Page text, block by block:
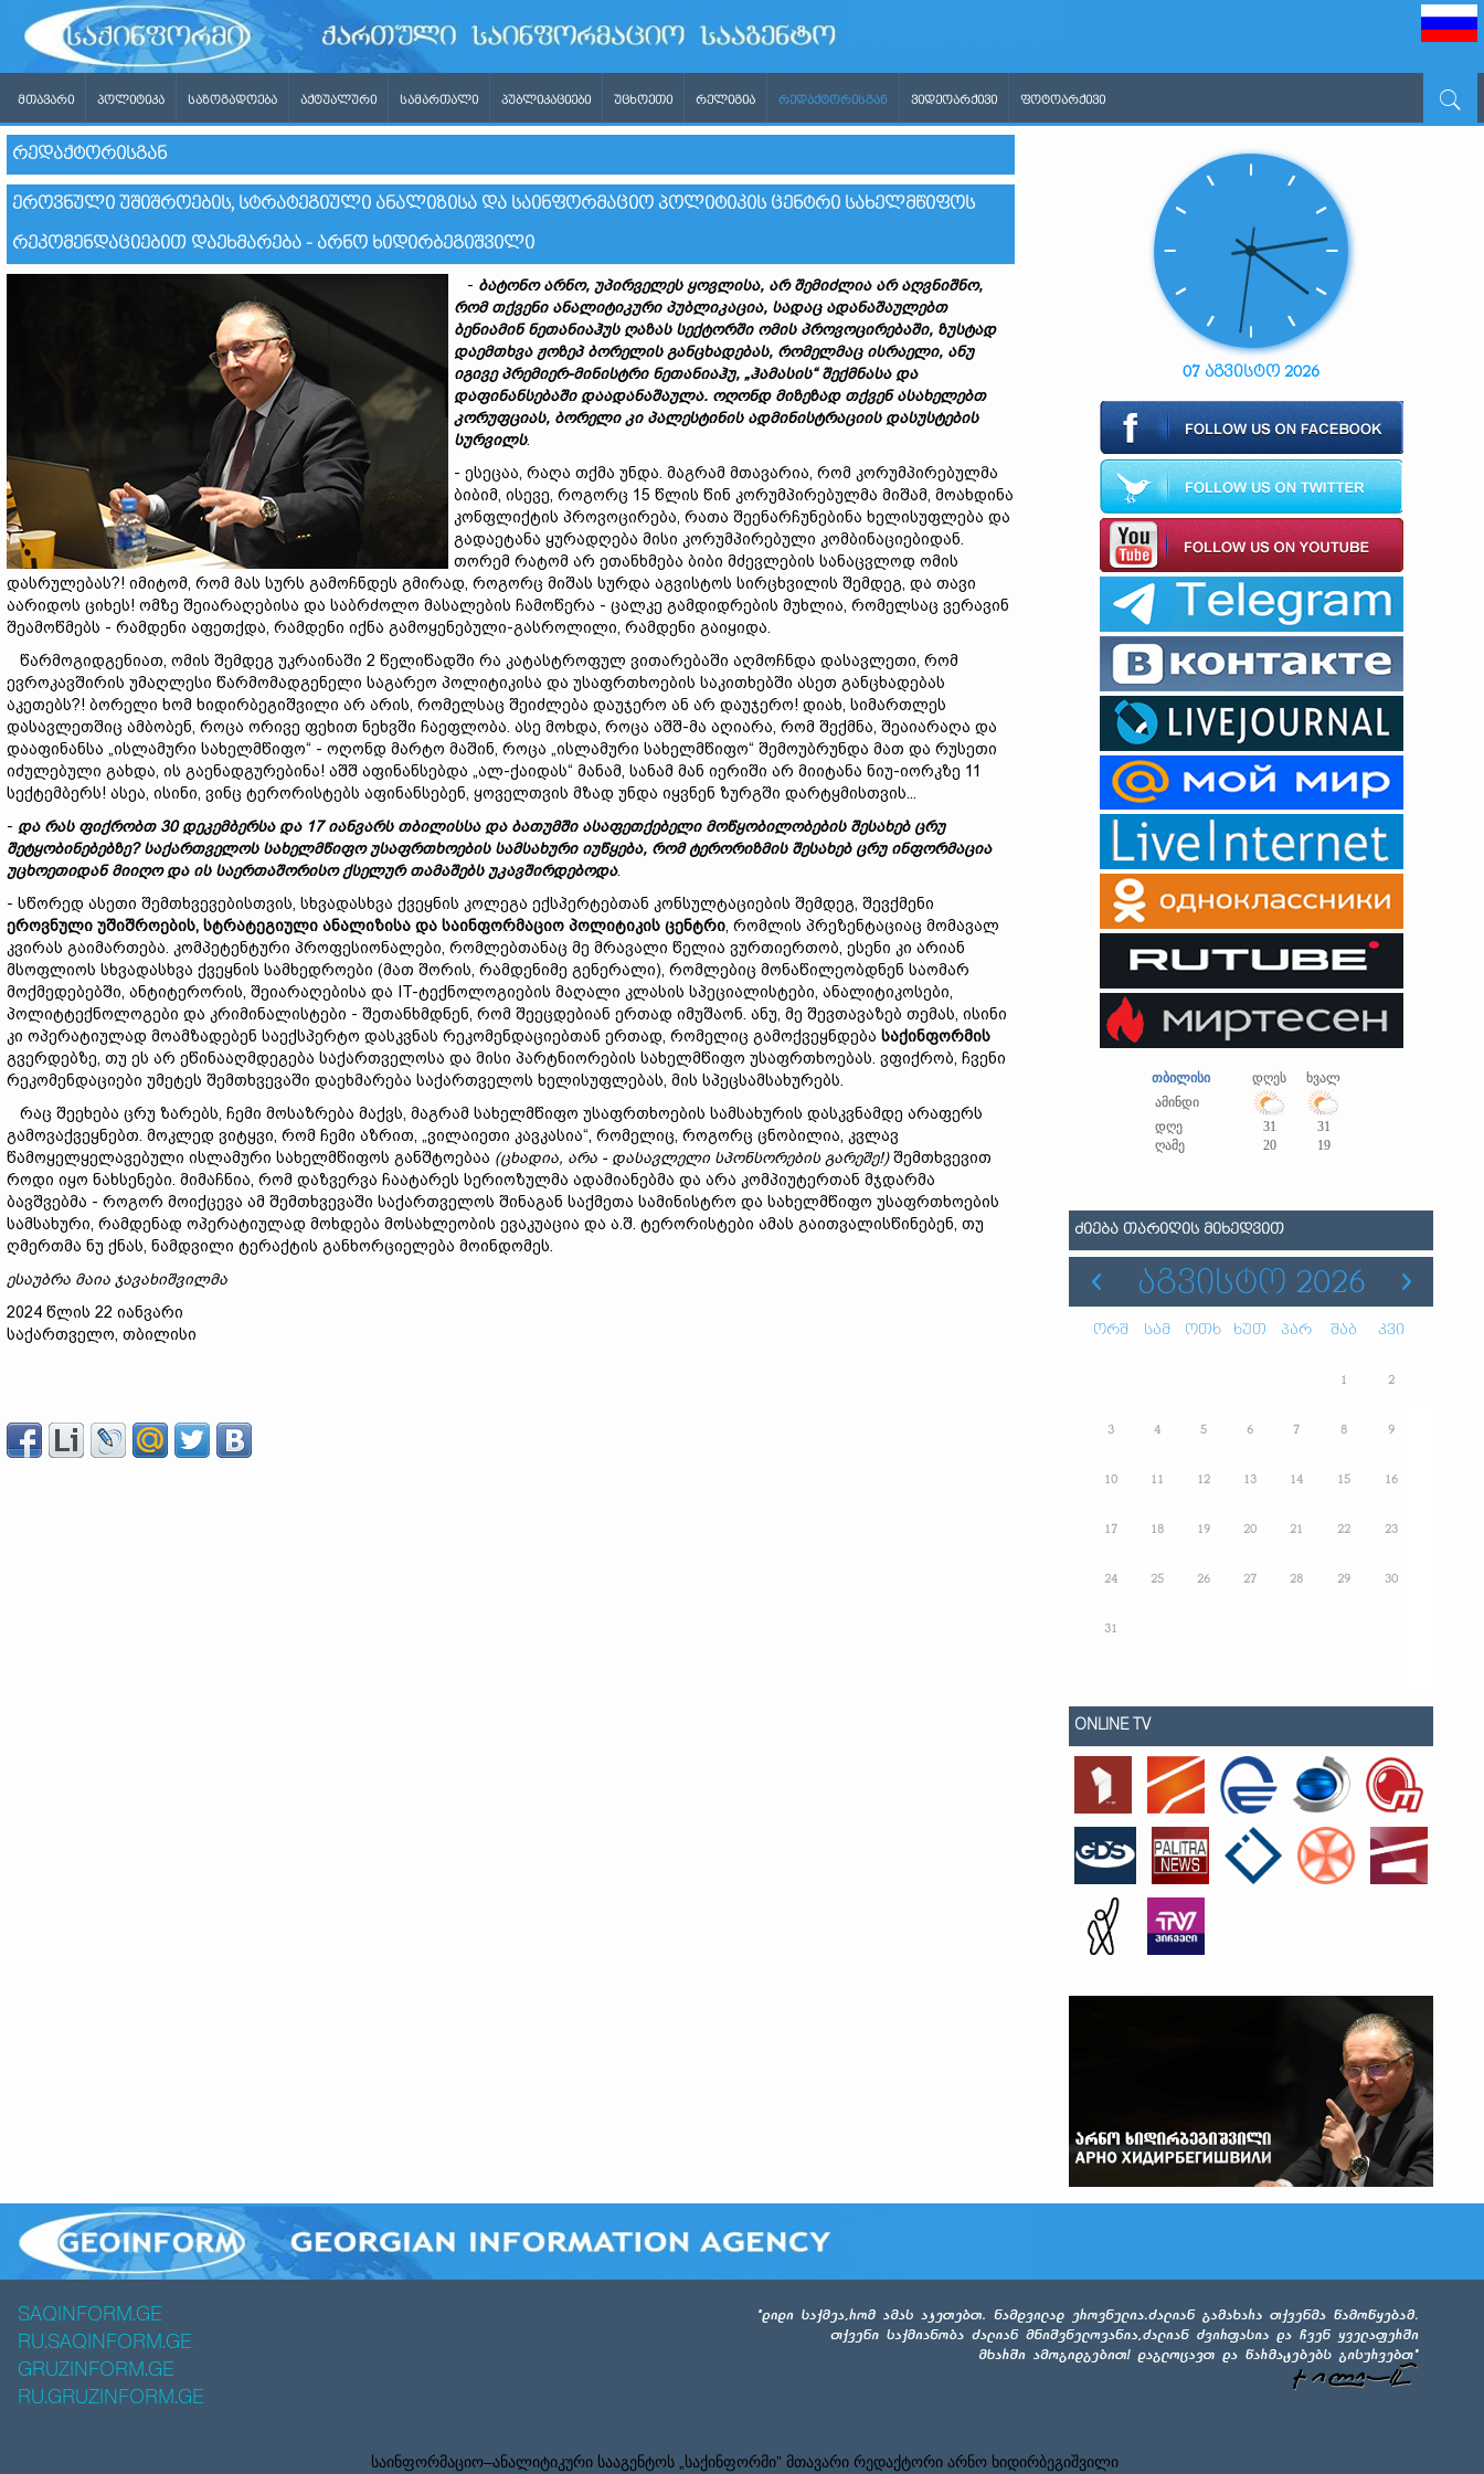
ᲛᲗᲐᲕᲐᲠᲘ ᲞᲝᲚᲘᲢᲘᲙᲐ ᲡᲐᲖᲝᲒᲐᲓᲝᲔᲑᲐ ᲐᲥᲢᲣᲐᲚᲣᲠᲘ ᲡᲐᲛᲐᲠᲗᲐᲚᲘ ᲞᲣᲑᲚᲘᲙᲐᲪᲘᲔᲑᲘ ᲣᲪᲮᲝᲔᲗᲘ ᲠᲔᲚᲘᲒᲘᲐ ᲠᲔᲓᲐᲥᲢᲝᲠᲘᲡᲒᲐᲜ ᲕᲘᲓᲔᲝᲐᲠᲥᲘᲕᲘ ᲤᲝᲢᲝᲐᲠᲥᲘᲕᲘ
ᲠᲔᲓᲐᲥᲢᲝᲠᲘᲡᲒᲐᲜ
ᲔᲠᲝᲕᲜᲣᲚᲘ ᲣᲨᲘᲨᲠᲝᲔᲑᲘᲡ, ᲡᲢᲠᲐᲢᲔᲒᲘᲣᲚᲘ ᲐᲜᲐᲚᲘᲖᲘᲡᲐ ᲓᲐ ᲡᲐᲘᲜᲤᲝᲠᲛᲐᲪᲘᲝ ᲞᲝᲚᲘᲢᲘᲙᲘᲡ ᲪᲔᲜᲢᲠᲘ ᲡᲐᲮᲔᲚᲛᲬᲘᲤᲝᲡ
ᲠᲔᲙᲝᲛᲔᲜᲓᲐᲪᲘᲔᲑᲘᲗ ᲓᲐᲔᲮᲛᲐᲠᲔᲑᲐ - ᲐᲠᲜᲝ ᲮᲘᲓᲘᲠᲑᲔᲒᲘᲨᲕᲘᲚᲘ
- ბატონოარნო, უპირველეს ყოვლისა, არშემიძლია არაღვნიშნო,
რომთქვენი ანალიტიკური პუბლიკაცია, სადაც ადანაშაულებთ
ბენიამინნეთანიაჰუს ღაზას სექტორში ომის პროვოცირებაში, ზუსტად
დაემთხვა ჟოზეპბორელისგანცხადებას, რომელმაც ისრაელი, ანუ
იგივეპრემიერ-მინისტრი ნეთანიაჰუ, „ჰამასის“შექმნასა და
დაფინანსებაშიდაადანაშაულა. ოღონდ მიზეზად თქვენასახელებთ
კორუფციას, ბორელი კი პალესტინის ადმინისტრაციის დასუსტების
სურვილს.
- ესეცაა, რაღა თქმა უნდა. მაგრამ მთავარია, რომ კორუმპირებულმა
ბიბიმ, ისევე, როგორც 15 წლის წინ კორუმპირებულმა მიშამ, მოახდინა
კონფლიქტის პროვოცირება, რათა შეენარჩუნებინა ხელისუფლება და
გადაეტანა ყურადღება მისი კორუმპირებული კომბინაციებიდან.
თორემ რატომ არ ეთანხმება ბიბი მძევლების სანაცვლოდ ომის
დასრულებას?! იმიტომ, რომ მას სურს გამოჩნდეს გმირად, როგორც მიშას სურდა აგვისტოს სირცხვილის შემდეგ, და თავი
აარიდოს ციხეს! ომზე შეიარაღებისა და საბრძოლო მასალების ჩამოწერა - ცალკე გამდიდრების მუხლია, რომელსაც ვერავინ
შეამოწმებს - რამდენი აფეთქდა, რამდენი იქნა გამოყენებული-გასროლილი, რამდენი გაიყიდა.
წარმოგიდგენიათ, ომის შემდეგ უკრაინაში 2 წელიწადში რა კატასტროფულ ვითარებაში აღმოჩნდა დასავლეთი, რომ
ევროკავშირის უმაღლესი წარმომადგენელი საგარეო პოლიტიკისა და უსაფრთხოების საკითხებში ასეთ განცხადებას
აკეთებს?! ბორელი ხომ ხიდირბეგიშვილი არ არის, რომელსაც შეიძლება დაუჯერო ან არ დაუჯერო! დიახ, სიმართლეს
დასავლეთშიც ამბობენ, როცა ორივე ფეხით ნეხვში ჩაეფლობა. ასე მოხდა, როცა აშშ-მა აღიარა, რომ შექმნა, შეაიარაღა და
დააფინანსა „ისლამური სახელმწიფო“ - ოღონდ მარტო მაშინ, როცა „ისლამური სახელმწიფო“ შემოუბრუნდა მათ და რუსეთი
იძულებული გახდა, ის გაენადგურებინა! აშშ აფინანსებდა „ალ-ქაიდას“ მანამ, სანამ მან იერიში არ მიიტანა ნიუ-იორკზე 11
სექტემბერს! ასეა, ისინი, ვინც ტერორისტებს აფინანსებენ, ყოველთვის მზად უნდა იყვნენ ზურგში დარტყმისთვის...
- და რას ფიქრობთ 30დეკემბერსა და 17იანვარს თბილისსა და ბათუმში ასაფეთქებელი მოწყობილობების შესახებ ცრუ
შეტყობინებებზე?საქართველოს სახელმწიფოუსაფრთხოების სამსახური იუწყება, რომტერორიზმის შესახებ ცრუ ინფორმაცია
უცხოეთიდანმიიღოდა ის საერთაშორისოქსელურთამაშებს უკავშირდებოდა.
- სწორედ ასეთი შემთხვევებისთვის, სხვადასხვა ქვეყნის კოლეგა ექსპერტებთან კონსულტაციების შემდეგ, შევქმენი
ეროვნული უშიშროების, სტრატეგიული ანალიზისა და საინფორმაციო პოლიტიკის ცენტრი, რომლის პრეზენტაციაც მომავალ
კვირას გაიმართება. კომპეტენტური პროფესიონალები, რომლებთანაც მე მრავალი წელია ვურთიერთობ, ესენი კი არიან
მსოფლიოს სხვადასხვა ქვეყნის სამხედროები (მათ შორის, რამდენიმე გენერალი), რომლებიც მონაწილეობდნენ საომარ
მოქმედებებში, ანტიტერორის, შეიარაღებისა და IT-ტექნოლოგიების მაღალი კლასის სპეციალისტები, ანალიტიკოსები,
პოლიტტექნოლოგები და კრიმინალისტები - შეთანხმდნენ, რომ შეეცდებიან ერთად იმუშაონ. ანუ, მე შევთავაზებ თემას, ისინი
კი ოპერატიულად მოამზადებენ საექსპერტო დასკვნას რეკომენდაციებთან ერთად, რომელიც გამოქვეყნდება საქინფორმის
გვერდებზე, თუ ეს არ ეწინააღმდეგება საქართველოსა და მისი პარტნიორების სახელმწიფო უსაფრთხოებას. ვფიქრობ, ჩვენი
რეკომენდაციები უმეტეს შემთხვევაში დაეხმარება საქართველოს ხელისუფლებას, მის სპეცსამსახურებს.
რაც შეეხება ცრუ ზარებს, ჩემი მოსაზრება მაქვს, მაგრამ სახელმწიფო უსაფრთხოების სამსახურის დასკვნამდე არაფერს
გამოვაქვეყნებთ. მოკლედ ვიტყვი, რომ ჩემი აზრით, „ვილაიეთი კავკასია“, რომელიც, როგორც ცნობილია, კვლავ
წამოყელყელავებული ისლამური სახელმწიფოს განშტოებაა (ცხადია, არა - დასავლელი სპონსორების გარეშე!)შემთხვევით
როდი იყო ნახსენები. მიმაჩნია, რომ დაზვერვა ჩაატარეს სერიოზულმა ადამიანებმა და არა კომპიუტერთან მჯდარმა
ბავშვებმა - როგორ მოიქცევა ამ შემთხვევაში საქართველოს შინაგან საქმეთა სამინისტრო და სახელმწიფო უსაფრთხოების
სამსახური, რამდენად ოპერატიულად მოხდება მოსახლეობის ევაკუაცია და ა.შ. ტერორისტები ამას გაითვალისწინებენ, თუ
ღმერთმა ნუ ქნას, ნამდვილი ტერაქტის განხორციელება მოინდომეს.
ესაუბრა მაია ჯავახიშვილმა
2024 წლის 22 იანვარი
საქართველო, თბილისი
07 აგვისტო 2026
თბილისი დღეს
ხვალ
ამინდი
დღე
31
31
ღამე
20 19
ᲫᲘᲔᲑᲐ ᲗᲐᲠᲘᲦᲘᲡ ᲛᲘᲮᲔᲓᲕᲘᲗ
ᲐᲒᲕᲘᲡᲢᲝ 2026
ორშ სამ ოთხ ხუთ პარ შაბ კვი
1 2
3 4 5 6 7 8 9
10 11 12 13 14 15 16
17 18 19 20 21 22 23
24 25 26 27 28 29 30
31
ONLINE TV
SAQINFORM.GE
RU.SAQINFORM.GE
GRUZINFORM.GE
RU.GRUZINFORM.GE
საინფორმაციო–ანალიტიკური სააგენტოს „საქინფორმი” მთავარი რედაქტორი არნო ხიდირბეგიშვილი